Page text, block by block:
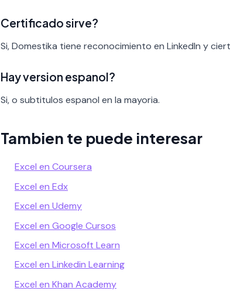
Certificado sirve?
Si, Domestika tiene reconocimiento en LinkedIn y
Hay version espanol?
Si, o subtitulos espanol en la mayoria.
Tambien te puede interesar
Excel en Coursera
Excel en Edx
Excel en Udemy
Excel en Google Cursos
Excel en Microsoft Learn
Excel en Linkedin Learning
Excel en Khan Academy